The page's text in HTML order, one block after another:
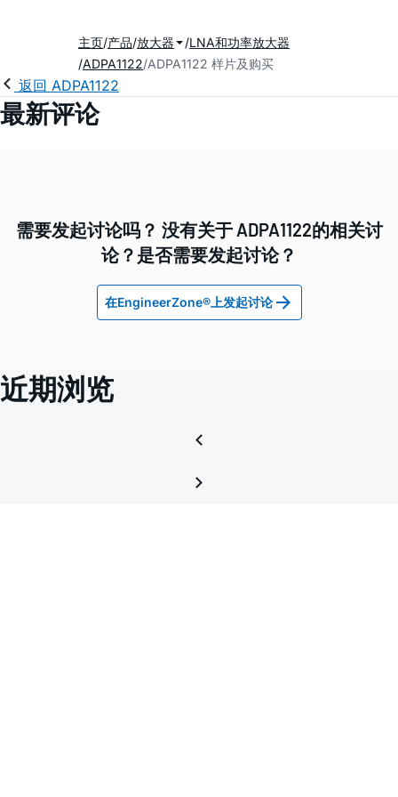
主页 产品 放大器
LNA和功率放大器
ADPA1122 ADPA1122 样片及购买
返回 ADPA1122
最新评论
需要发起讨论吗？ 没有关于 ADPA1122的相关讨
论？是否需要发起讨论？
在EngineerZone®上发起讨论
近期浏览